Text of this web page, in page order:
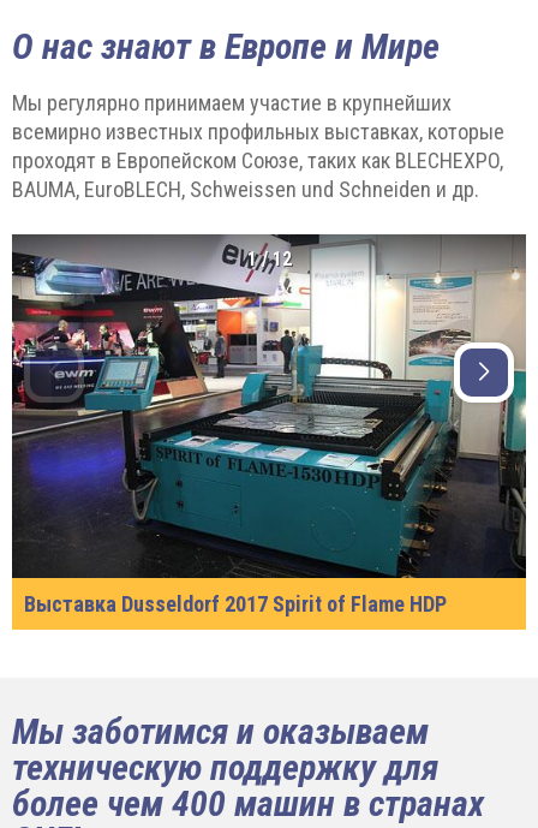
О нас знают в Европе и Мире
Мы регулярно принимаем участие в крупнейших
всемирно известных профильных выставках, которые
проходят в Европейском Союзе, таких как BLECHEXPO,
BAUMA, EuroBLECH, Schweissen und Schneiden и др.
Выставка Dusseldorf 2017 Spirit of Flame HDP
1/12
Мы заботимся и оказываем
техническую поддержку для
более чем 400 машин в странах